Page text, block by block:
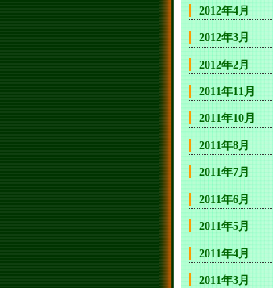
2012年4月
2012年3月
2012年2月
2011年11月
2011年10月
2011年8月
2011年7月
2011年6月
2011年5月
2011年4月
2011年3月